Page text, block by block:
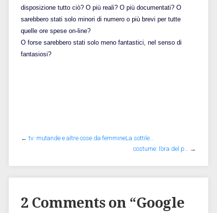
disposizione tutto ciò? O più reali? O più documentati? O
sarebbero stati solo minori di numero o più brevi per tutte
quelle ore spese on-line?
O forse sarebbero stati solo meno fantastici, nel senso di
fantasiosi?
←tv: mutande e altre cose da femmineLa sottile…
costume: l’ora del p… →
2 Comments on “Google